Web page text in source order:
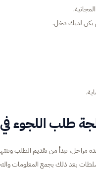
يكن لديك دخل.
طلب اللجوء
تبدأ من تقديم الطلب وتنتهي
بعد ذلك بجمع المعلومات